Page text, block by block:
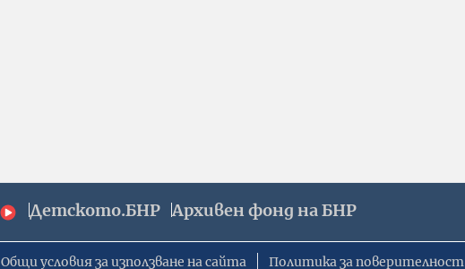
Детското.БНР Архивен фонд на БНР
Общи условия за използване на сайта Политика за поверителност